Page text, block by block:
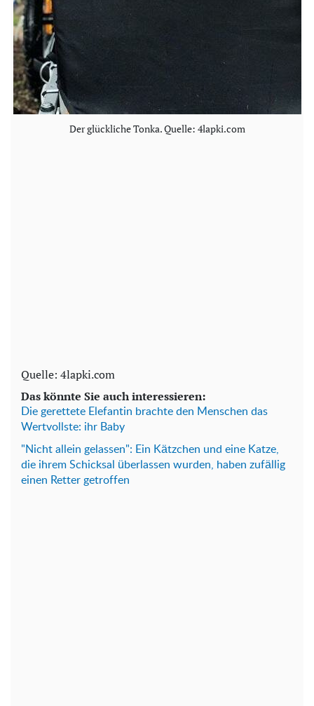
Der glückliche Tonka. Quelle: 4lapki.com
Quelle: 4lapki.com
Das könnte Sie auch interessieren:
Die gerettete Elefantin brachte den Menschen das
Wertvollste: ihr Baby
"Nicht allein gelassen": Ein Kätzchen und eine Katze,
die ihrem Schicksal überlassen wurden, haben zufällig
einen Retter getroffen